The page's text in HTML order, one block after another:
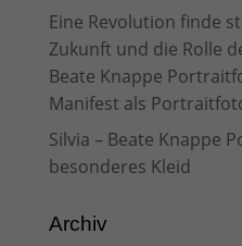
Eine Revolution finde
Zukunft und die Rolle
Beate Knappe
Manifest als
Silvia – Beate Knappe
besonderes Kleid
Archiv